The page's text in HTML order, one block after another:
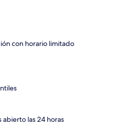
con horario limitado
las 24 horas